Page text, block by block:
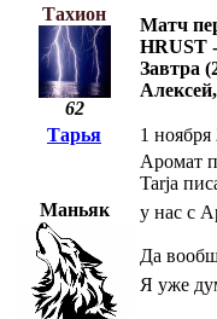
Тахион
62
Матч
HRUST
Завтра
Тарья 1 ноября
Маньяк
Аромат
Tarja
у нас с
Да
Я уже